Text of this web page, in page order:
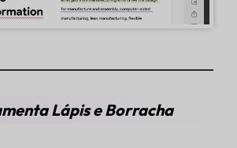
Lápis e Borracha